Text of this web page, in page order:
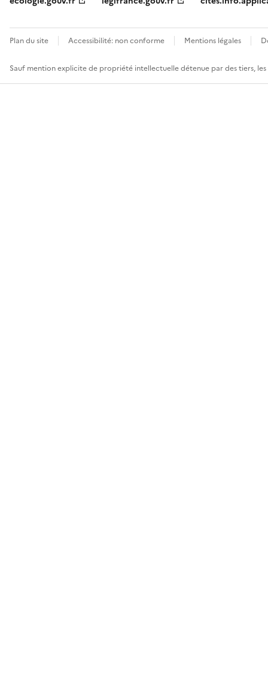
Plan du site Accessibilité: non conforme Mentions légales
Sauf mention explicite de propriété intellectuelle détenue par des tiers,